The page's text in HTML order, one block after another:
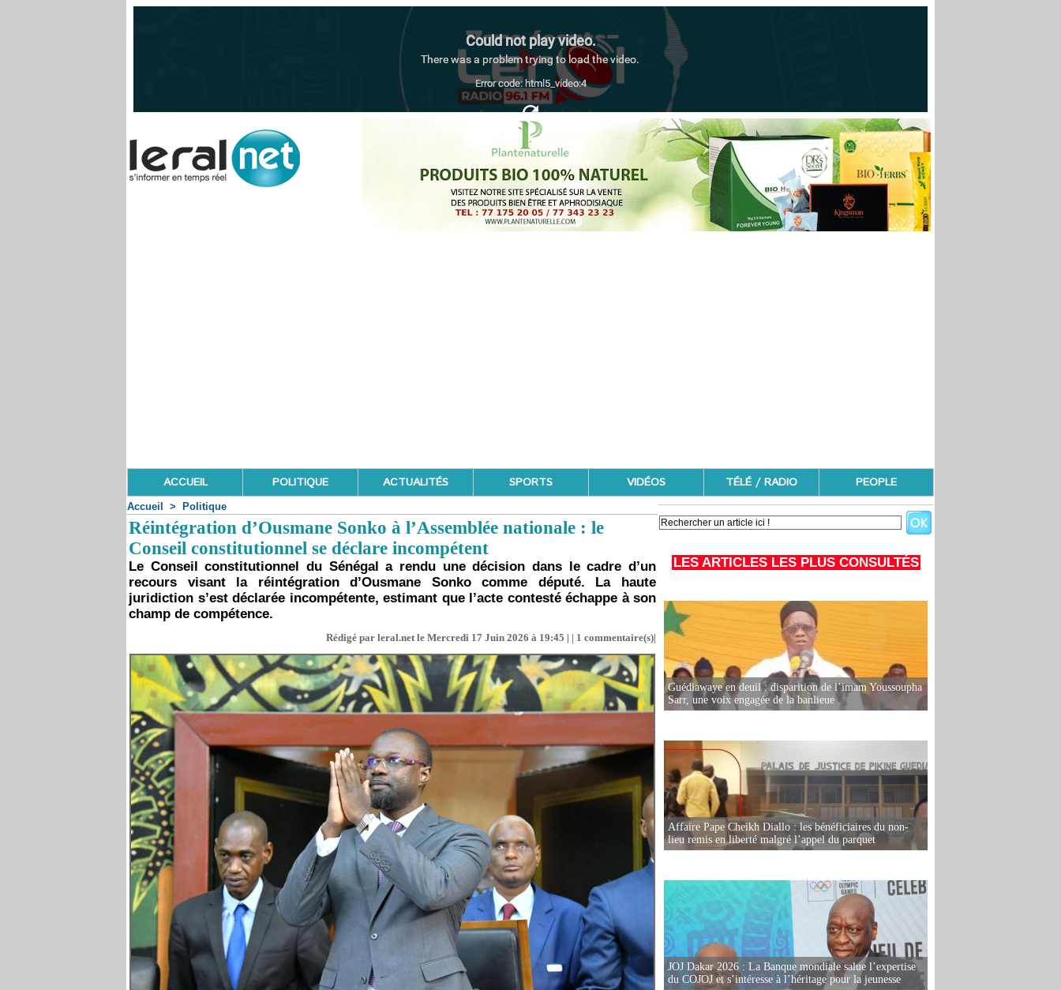
ACCUEIL POLITIQUE ACTUALITÉS SPORTS VIDÉOS TÉLÉ / RADIO PEOPLE
Accueil > Politique
Réintégration d’Ousmane Sonko à l’Assemblée nationale : le
Conseil constitutionnel se déclare incompétent
Le Conseil constitutionnel du Sénégal a rendu une décision dans le cadre d’un
recours visant la réintégration d’Ousmane Sonko comme député. La haute
juridiction s’est déclarée incompétente, estimant que l’acte contesté échappe à son
champ de compétence.
Rédigé par leral.net le Mercredi 17 Juin 2026 à 19:45 | | 1 commentaire(s)|
LES ARTICLES LES PLUS CONSULTÉS
Guédiawaye en deuil : disparition de l’imam Youssoupha
Sarr, une voix engagée de la banlieue
Affaire Pape Cheikh Diallo : les bénéficiaires du non-
lieu remis en liberté malgré l’appel du parquet
JOJ Dakar 2026 : La Banque mondiale salue l’expertise
du COJOJ et s’intéresse à l’héritage pour la jeunesse